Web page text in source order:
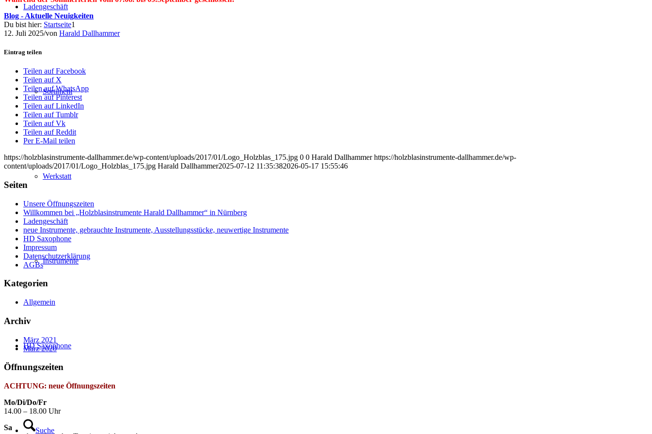
Ladengeschäft
Sortiment
Werkstatt
Instrumente
HD Saxophone
Suche
Blog - Aktuelle Neuigkeiten
Du bist hier: Startseite1
12. Juli 2025/von Harald Dallhammer
Eintrag teilen
Teilen auf Facebook
Teilen auf X
Teilen auf WhatsApp
Teilen auf Pinterest
Teilen auf LinkedIn
Teilen auf Tumblr
Teilen auf Vk
Teilen auf Reddit
Per E-Mail teilen
https://holzblasinstrumente-dallhammer.de/wp-content/uploads/2017/01/Logo_Holzblas_175.jpg 0 0 Harald Dallhammer https://holzblasinstrumente-dallhammer.de/wp-
content/uploads/2017/01/Logo_Holzblas_175.jpg Harald Dallhammer2025-07-12 11:35:382026-05-17 15:55:46
Seiten
Unsere Öffnungszeiten
Willkommen bei „Holzblasinstrumente Harald Dallhammer“ in Nürnberg
Ladengeschäft
neue Instrumente, gebrauchte Instrumente, Ausstellungsstücke, neuwertige Instrumente
HD Saxophone
Impressum
Datenschutzerklärung
AGBs
Kategorien
Allgemein
Archiv
März 2021
März 2020
Öffnungszeiten
ACHTUNG: neue Öffnungszeiten
Mo/Di/Do/Fr
14.00 – 18.00 Uhr
Sa